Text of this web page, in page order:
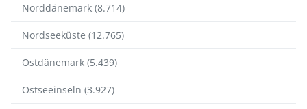
Norddänemark (8.714)
Nordseeküste (12.765)
Ostdänemark (5.439)
Ostseeinseln (3.927)